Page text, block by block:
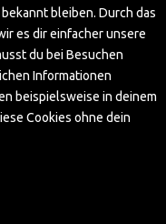
bleiben. Durch das
es dir einfacher unsere
du bei Besuchen
Informationen
beispielsweise in deinem
Cookies ohne dein